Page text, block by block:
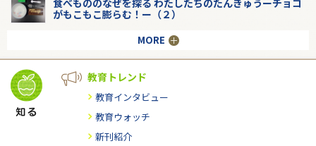
がもこもこ膨らむ！ー（２）
MORE
教育トレンド
教育インタビュー
教育ウォッチ
新刊紹介